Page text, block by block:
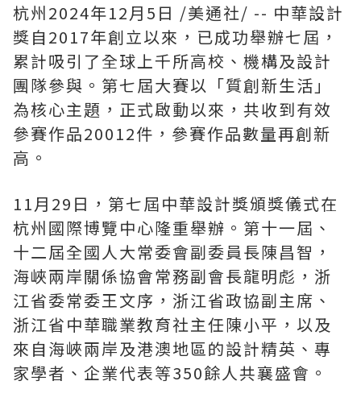
杭州2024年12月5日 /美通社/ -- 中華設計
獎自2017年創立以來，已成功舉辦七屆，
累計吸引了全球上千所高校、機構及設計
團隊參與。第七屆大賽以 「質創新生活 」
為核心主題，正式啟動以來，共收到有效
參賽作品20012件，參賽作品數量再創新
高。
11月29日，第七屆中華設計獎頒獎儀式在
杭州國際博覽中心隆重舉辦。第十一屆、
十二屆全國人大常委會副委員長陳昌智，
海峽兩岸關係協會常務副會長龍明彪，浙
江省委常委王文序，浙江省政協副主席、
浙江省中華職業教育社主任陳小平，以及
來自海峽兩岸及港澳地區的設計精英、專
家學者、企業代表等350餘人共襄盛會。